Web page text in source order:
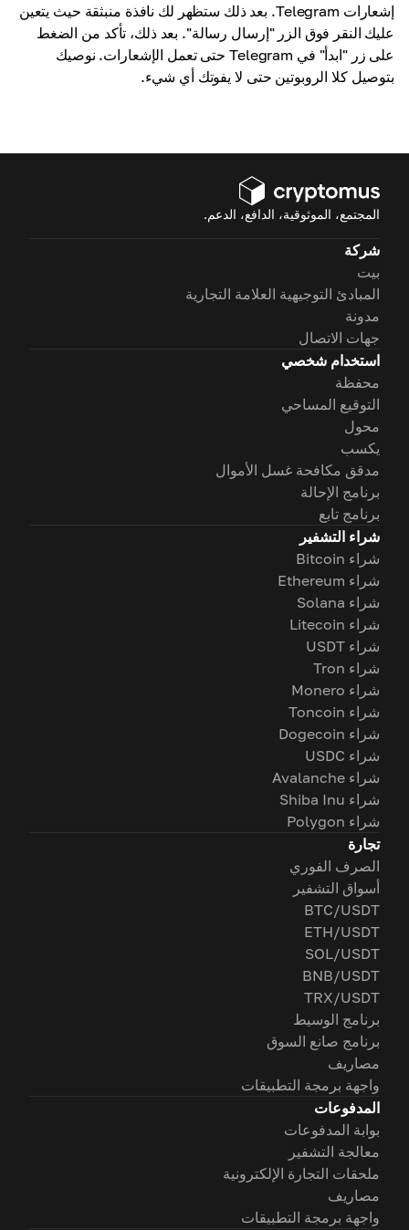
إشعارات Telegram. بعد ذلك ستظهر لك نافذة منبثقة حيث يتعين
عليك النقر فوق الزر "إرسال رسالة". بعد ذلك، تأكد من الضغط
على زر "ابدأ" في Telegram حتى تعمل الإشعارات. نوصيك
بتوصيل كلا الروبوتين حتى لا يفوتك أي شيء.
المجتمع، الموثوقية، الدافع، الدعم.
شركة
بيت
المبادئ التوجيهية العلامة التجارية
مدونة
جهات الاتصال
استخدام شخصي
محفظة
التوقيع المساحي
محول
يكسب
مدقق مكافحة غسل الأموال
برنامج الإحالة
برنامج تابع
شراء التشفير
شراء Bitcoin
شراء Ethereum
شراء Solana
شراء Litecoin
شراء USDT
شراء Tron
شراء Monero
شراء Toncoin
شراء Dogecoin
شراء USDC
شراء Avalanche
شراء Shiba Inu
شراء Polygon
تجارة
الصرف الفوري
أسواق التشفير
BTC/USDT
ETH/USDT
SOL/USDT
BNB/USDT
TRX/USDT
برنامج الوسيط
برنامج صانع السوق
مصاريف
واجهة برمجة التطبيقات
المدفوعات
بوابة المدفوعات
معالجة التشفير
ملحقات التجارة الإلكترونية
مصاريف
واجهة برمجة التطبيقات